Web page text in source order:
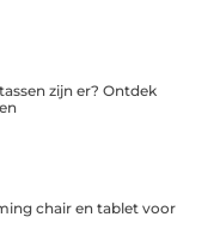
zijn er? Ontdek
chair en tablet voor